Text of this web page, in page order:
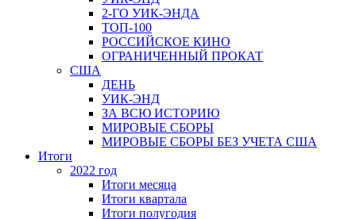
2-ГО УИК-ЭНДА
ТОП-100
РОССИЙСКОЕ КИНО
ОГРАНИЧЕННЫЙ ПРОКАТ
США
ДЕНЬ
УИК-ЭНД
ЗА ВСЮ ИСТОРИЮ
МИРОВЫЕ СБОРЫ
МИРОВЫЕ СБОРЫ БЕЗ УЧЕТА США
Итоги
2022 год
Итоги месяца
Итоги квартала
Итоги полугодия